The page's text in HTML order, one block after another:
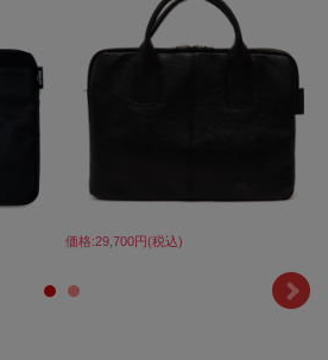
価格:29,700円(税込)